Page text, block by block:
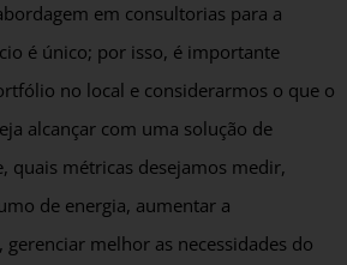
em consultorias para a
é único; por isso, é importante
no local e considerarmos o que o
alcançar com uma solução de
quais métricas desejamos medir,
de energia, aumentar a
melhor as necessidades do